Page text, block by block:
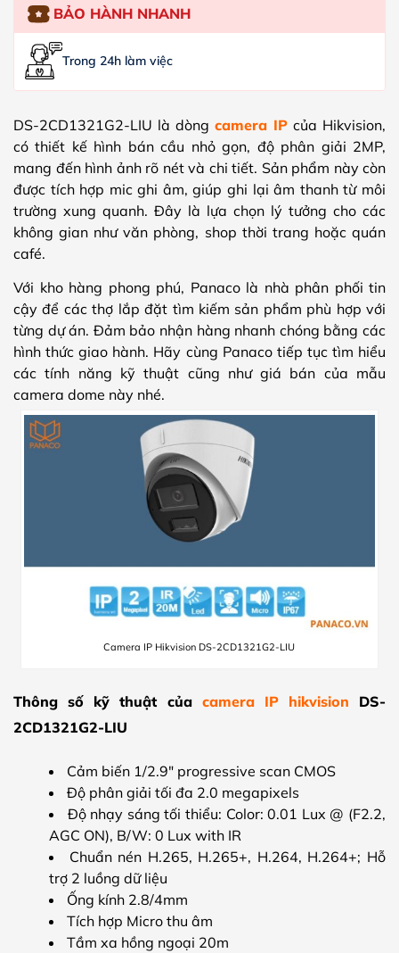
BẢO HÀNH NHANH
Trong 24h làm việc
DS-2CD1321G2-LIU là dòng camera IP của Hikvision,
có thiết kế hình bán cầu nhỏ gọn, độ phân giải 2MP,
mang đến hình ảnh rõ nét và chi tiết. Sản phẩm này còn
được tích hợp mic ghi âm, giúp ghi lại âm thanh từ môi
trường xung quanh. Đây là lựa chọn lý tưởng cho các
không gian như văn phòng, shop thời trang hoặc quán
café.
Với kho hàng phong phú, Panaco là nhà phân phối tin
cậy để các thợ lắp đặt tìm kiếm sản phẩm phù hợp với
từng dự án. Đảm bảo nhận hàng nhanh chóng bằng các
hình thức giao hành. Hãy cùng Panaco tiếp tục tìm hiểu
các tính năng kỹ thuật cũng như giá bán của mẫu
camera dome này nhé.
Camera IP Hikvision DS-2CD1321G2-LIU
Thông số kỹ thuật của camera IP hikvision DS-
2CD1321G2-LIU
Cảm biến 1/2.9″ progressive scan CMOS
Độ phân giải tối đa 2.0 megapixels
Độ nhạy sáng tối thiểu: Color: 0.01 Lux @ (F2.2,
AGC ON), B/W: 0 Lux with IR
Chuẩn nén H.265, H.265+, H.264, H.264+; Hỗ
trợ 2 luồng dữ liệu
Ống kính 2.8/4mm
Tích hợp Micro thu âm
Tầm xa hồng ngoại 20m